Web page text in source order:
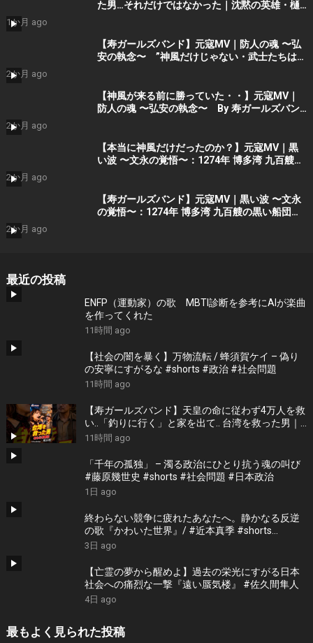
た男…それだけではなかった｜沈黙の英雄・樋
1か月 ago
【寿ガールズバンド】元寇MV｜防人の魂 〜弘
安の執念〜 ”神風だけじゃない・武士たちはも
2か月 ago
【神風が来る前に勝っていた・・】元寇MV｜
防人の魂 〜弘安の執念〜 By 寿ガールズバン
2か月 ago
【本当に神風だけだったのか？】元寇MV｜黒
い波 〜文永の覚悟〜：1274年 博多湾 九百艘の
2か月 ago
【寿ガールズバンド】元寇MV｜黒い波 〜文永
の覚悟〜：1274年 博多湾 九百艘の黒い船団に
2か月 ago
最近の投稿
ENFP（運動家）の歌 MBTI診断を参考にAIが楽曲
を作ってくれた
11時間 ago
【社会の闇を暴く】万物流転 / 蜂須賀ケイ – 偽り
の安寧にすがるな #shorts #政治 #社会問題
11時間 ago
【寿ガールズバンド】天皇の命に従わず4万人を救
い..「釣りに行く」と家を出て.. 台湾を救った男｜
根本博『名もなき勝利』 by 寿STUDIO
11時間 ago
「千年の孤独」 – 濁る政治にひとり抗う魂の叫び
#藤原幾世史 #shorts #社会問題 #日本政治
1日 ago
終わらない競争に疲れたあなたへ。静かなる反逆
の歌『かわいた世界』/ #近本真季 #shorts
#music
3日 ago
【亡霊の夢から醒めよ】過去の栄光にすがる日本
社会への痛烈な一撃『遠い蜃気楼』 #佐久間隼人
4日 ago
最もよく見られた投稿